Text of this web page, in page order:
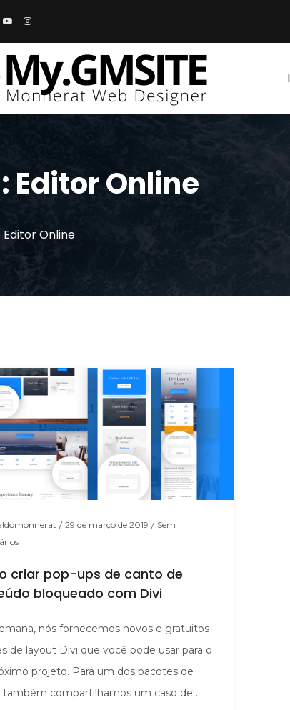
Editor Online
Editor Online
/ 29 de março de 2019 / Sem
criar pop-ups de canto de
bloqueado com Divi
nós fornecemos novos e gratuitos
de layout Divi que você pode usar para o
projeto. Para um dos pacotes de
também compartilhamos um caso de ...